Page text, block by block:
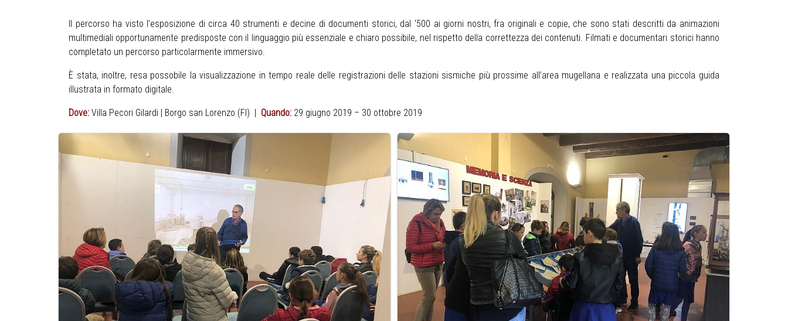
Il percorso ha visto l’esposizione di circa 40 strumenti e decine di documenti storici, dal ‘500 ai giorni nostri, fra originali e copie, che sono stati descritti da animazioni
multimediali opportunamente predisposte con il linguaggio più essenziale e chiaro possibile, nel rispetto della correttezza dei contenuti. Filmati e documentari storici hanno
completato un percorso particolarmente immersivo.
È stata, inoltre, resa possobile la visualizzazione in tempo reale delle registrazioni delle stazioni sismiche più prossime all’area mugellana e realizzata una piccola guida
illustrata in formato digitale.
Dove: Villa Pecori Gilardi | Borgo san Lorenzo (FI) | Quando: 29 giugno 2019 – 30 ottobre 2019